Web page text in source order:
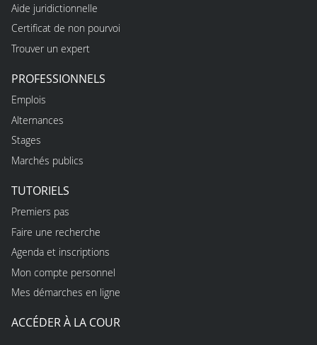
Aide juridictionnelle
Certificat de non pourvoi
Trouver un expert
PROFESSIONNELS
Emplois
Alternances
Stages
Marchés publics
TUTORIELS
Premiers pas
Faire une recherche
Agenda et inscriptions
Mon compte personnel
Mes démarches en ligne
ACCÉDER À LA COUR